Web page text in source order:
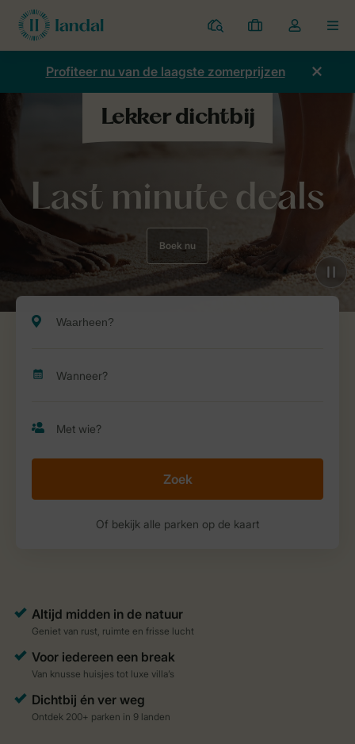
Parken
Mijn
boekingen
Open
de
dropdown
Profiteer nu van de laagste zomerprijzen
Last minute deals
Boek nu
Zoek
Of bekijk alle parken op de kaart